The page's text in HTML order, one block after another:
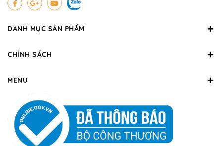
DANH MỤC SẢN PHẨM
CHÍNH SÁCH
MENU